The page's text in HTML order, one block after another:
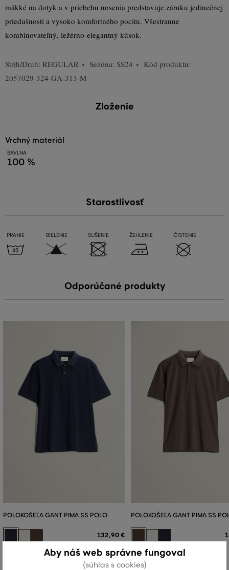
mäkké na dotyk a v priebehu nosenia predstavuje záruku jedinečnej
priedušnosti a vysoko komfortného pocitu. Všestranne
kombinovateľný, ležérno-elegantný kúsok.
Strih/Druh: REGULAR Sezóna: SS24
Kód produktu:
2057029-324-GA-313-M
Zloženie
vrchný materiál
BAVLNA
100 %
Starostlivosť
PRANIE BIELENIE SUŠENIE ŽEHLENIE ČISTENIE
Odporúčané produkty
POLOKOŠEĽA GANT PIMA SS POLO
132,90 €
Dostupné veľkosti:
POLOKOŠEĽA GANT PIMA SS
Dostupné veľkosti:
XXL +2 ďalšie
Aby náš web správne fungoval
(súhlas s cookies)